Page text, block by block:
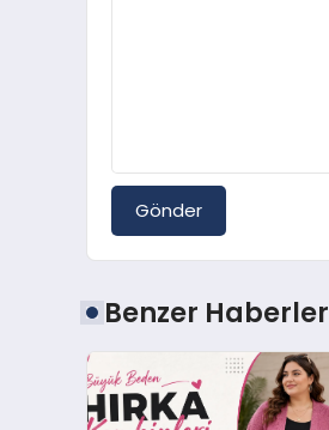
Gönder
Benzer Haberler